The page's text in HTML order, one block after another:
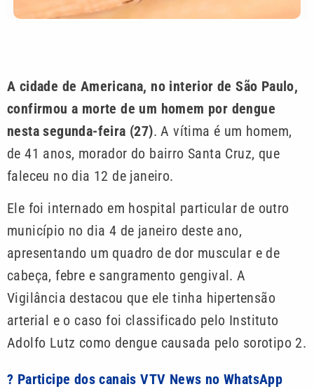
A cidade de Americana, no interior de São Paulo,
confirmou a morte de um homem por dengue
nesta segunda-feira (27). A vítima é um homem,
de 41 anos, morador do bairro Santa Cruz, que
faleceu no dia 12 de janeiro.
Ele foi internado em hospital particular de outro
município no dia 4 de janeiro deste ano,
apresentando um quadro de dor muscular e de
cabeça, febre e sangramento gengival. A
Vigilância destacou que ele tinha hipertensão
arterial e o caso foi classificado pelo Instituto
Adolfo Lutz como dengue causada pelo sorotipo 2.
? Participe dos canais VTV News no WhatsApp